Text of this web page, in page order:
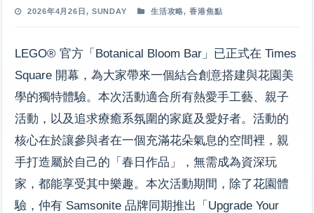
2026年4月26日, SUNDAY 生活攻略,香港焦點
LEGO® 官方「Botanical Bloom Bar」已正式在 Times
Square 開幕，為大家帶來一個結合創意搭建與花園美
學的獨特體驗。本次活動適合所有熱愛手工藝、親子
活動，以及追求療癒系氛圍的家庭及愛好者。活動的
核心在於讓參與者在一個充滿花朵氣息的空間裡，親
手打造屬於自己的「春日作品」，無需成為資深玩
家，都能享受其中樂趣。本次活動期間，除了花園體
驗，仲有 Samsonite 品牌同期推出「Upgrade Your